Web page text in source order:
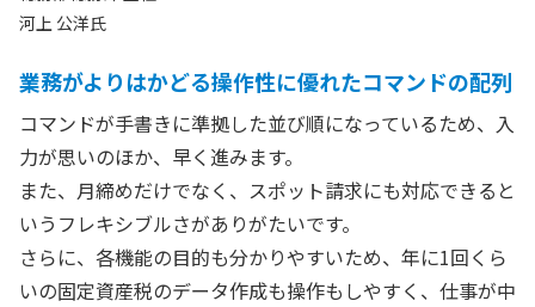
河上 公洋氏
業務がよりはかどる操作性に優れたコマンドの配列
コマンドが手書きに準拠した並び順になっているため、入
力が思いのほか、早く進みます。
また、月締めだけでなく、スポット請求にも対応できると
いうフレキシブルさがありがたいです。
さらに、各機能の目的も分かりやすいため、年に1回くら
いの固定資産税のデータ作成も操作もしやすく、仕事が中